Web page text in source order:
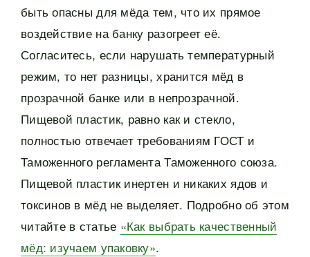
быть опасны для мёда тем, что их прямое
воздействие на банку разогреет её.
Согласитесь, если нарушать температурный
режим, то нет разницы, хранится мёд в
прозрачной банке или в непрозрачной.
Пищевой пластик, равно как и стекло,
полностью отвечает требованиям ГОСТ и
Таможенного регламента Таможенного союза.
Пищевой пластик инертен и никаких ядов и
токсинов в мёд не выделяет. Подробно об этом
читайте в статье «Как выбрать качественный
мёд: изучаем упаковку».